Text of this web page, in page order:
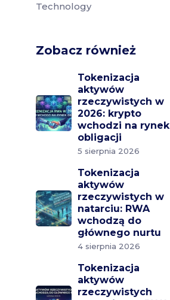
Technology
Zobacz również
Tokenizacja
aktywów
rzeczywistych w
2026: krypto
wchodzi na rynek
obligacji
5 sierpnia 2026
Tokenizacja
aktywów
rzeczywistych w
natarciu: RWA
wchodzą do
głównego nurtu
4 sierpnia 2026
Tokenizacja
aktywów
rzeczywistych